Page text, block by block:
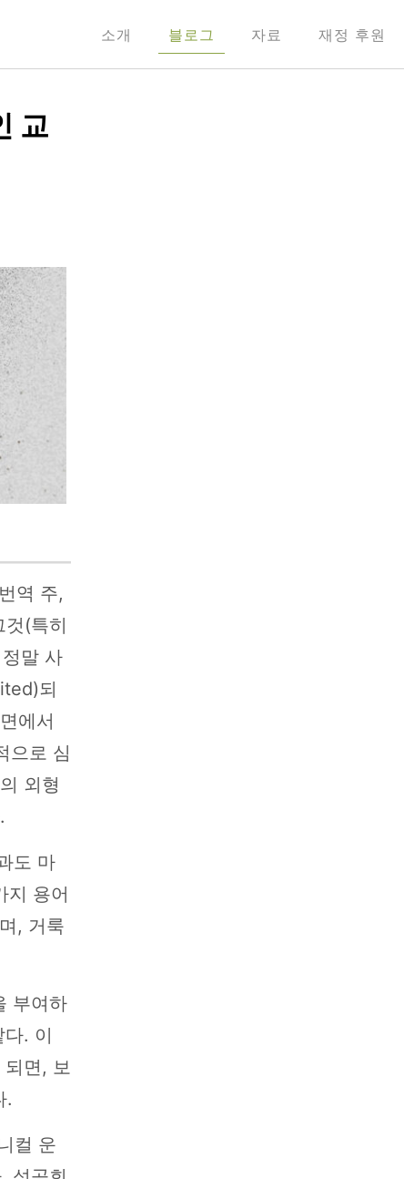
소개 블로그 자료 재정 후원
교
역 주,
(특히
말 사
되
에서
으로 심
외형
도 마
지 용어
, 거룩
부여하
. 이
면, 보
.
컬 운